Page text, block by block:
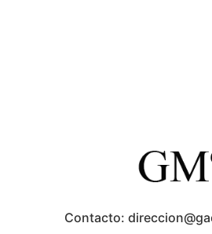
Contacto: